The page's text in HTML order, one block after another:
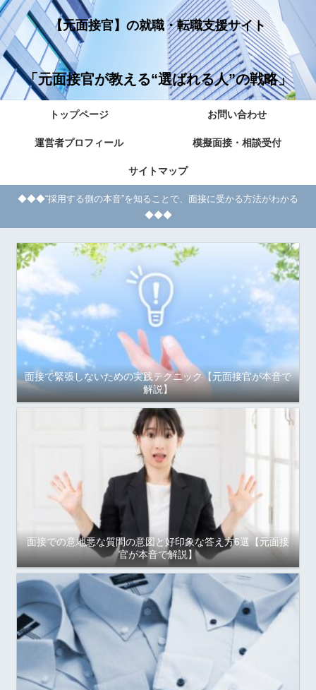
【元面接官】の就職・転職支援サイト
「元面接官が教える“選ばれる人”の戦略」
トップページ お問い合わせ
運営者プロフィール 模擬面接・相談受付
サイトマップ
◆◆◆“採用する側の本音”を知ることで、面接に受かる方法がわかる
◆◆◆
面接で緊張しないための実践テクニック【元面接官が本音で
解説】
面接での意地悪な質問の意図と好印象な答え方6選【元面接
官が本音で解説】